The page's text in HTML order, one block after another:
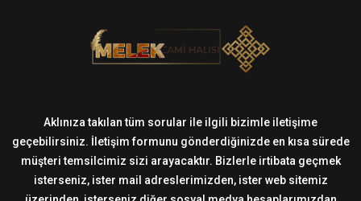
Aklınıza takılan tüm sorular ile ilgili bizimle iletişime
geçebilirsiniz. İletişim formunu gönderdiğinizde en kısa sürede
müşteri temsilcimiz sizi arayacaktır. Bizlerle irtibata geçmek
isterseniz, ister mail adreslerimizden, ister web sitemiz